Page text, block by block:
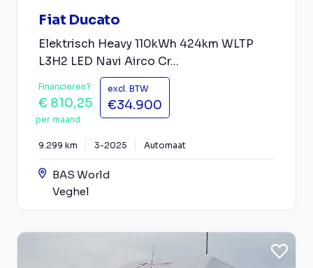
Fiat Ducato
Elektrisch Heavy 110kWh 424km WLTP
L3H2 LED Navi Airco Cr...
Financieren?
€ 810,25
per maand
excl. BTW
€34.900
9.299 km 3-2025 Automaat
BAS World
Veghel